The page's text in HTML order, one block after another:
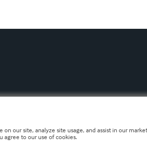
on our site, analyze site usage, and assist in our
agree to our use of cookies.